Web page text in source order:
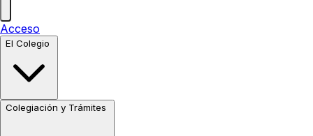
Acceso
El Colegio
Colegiación y Trámites